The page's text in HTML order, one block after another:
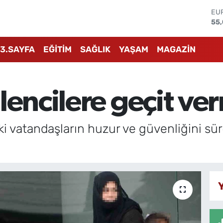
3.SAYFA EĞİTİM SAĞLIK YAŞAM MAGAZİN
geçit
huzur ve güvenliğini